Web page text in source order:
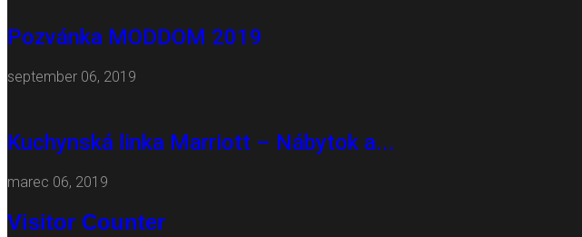
Pozvánka MODDOM 2019
september 06, 2019
Kuchynská linka Marriott – Nábytok a...
marec 06, 2019
Visitor Counter